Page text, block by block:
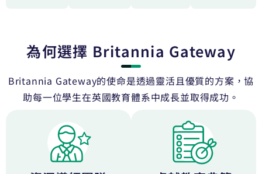
為何選擇 Britannia Gateway
Britannia Gateway的使命是透過靈活且優質的方案，協
助每一位學生在英國教育體系中成長並取得成功。